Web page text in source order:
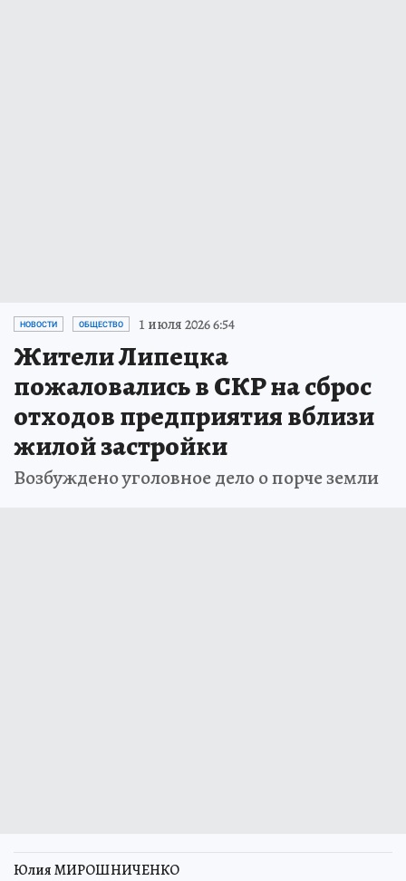
НОВОСТИ ОБЩЕСТВО 1 июля 2026 6:54
Жители Липецка
пожаловались в СКР на сброс
отходов предприятия вблизи
жилой застройки
Возбуждено уголовное дело о порче земли
Юлия МИРОШНИЧЕНКО